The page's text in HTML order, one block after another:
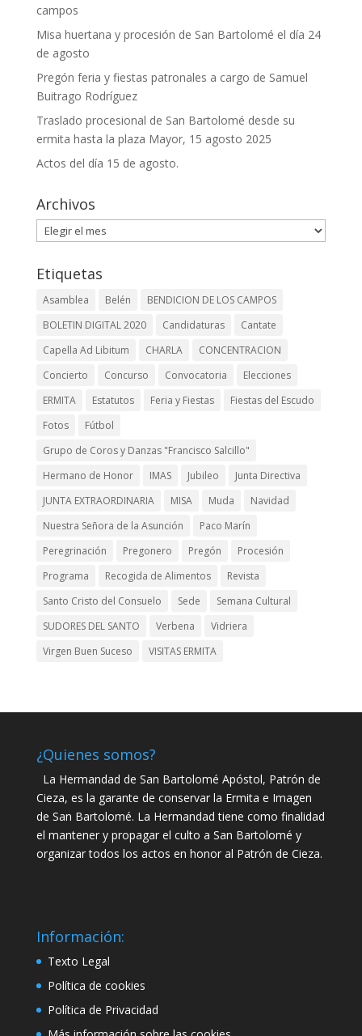
campos
Misa huertana y procesión de San Bartolomé el día 24
de agosto
Pregón feria y fiestas patronales a cargo de Samuel
Buitrago Rodríguez
Traslado procesional de San Bartolomé desde su
ermita hasta la plaza Mayor, 15 agosto 2025
Actos del día 15 de agosto.
Archivos
Archivos
Etiquetas
Asamblea Belén
BENDICION DE LOS CAMPOS
BOLETIN DIGITAL 2020
Candidaturas
Cantate
Capella Ad Libitum
CHARLA
CONCENTRACION
Concierto
Concurso Convocatoria
Elecciones
ERMITA
Estatutos Feria y Fiestas
Fiestas del Escudo
Fotos
Fútbol
Grupo de Coros y Danzas "Francisco Salcillo"
Hermano de Honor
IMAS Jubileo
Junta Directiva
JUNTA EXTRAORDINARIA
MISA Muda
Navidad
Nuestra Señora de la Asunción
Paco Marín
Peregrinación
Pregonero Pregón
Procesión
Programa
Recogida de Alimentos
Revista
Santo Cristo del Consuelo
Sede
Semana Cultural
SUDORES DEL SANTO
Verbena
Vidriera
Virgen Buen Suceso
VISITAS ERMITA
¿Quienes somos?
La Hermandad de San Bartolomé Apóstol, Patrón de
Cieza, es la garante de conservar la Ermita e Imagen
de San Bartolomé. La Hermandad tiene como finalidad
el mantener y propagar el culto a San Bartolomé y
organizar todos los actos en honor al Patrón de Cieza.
Información:
Texto Legal
Política de cookies
Política de Privacidad